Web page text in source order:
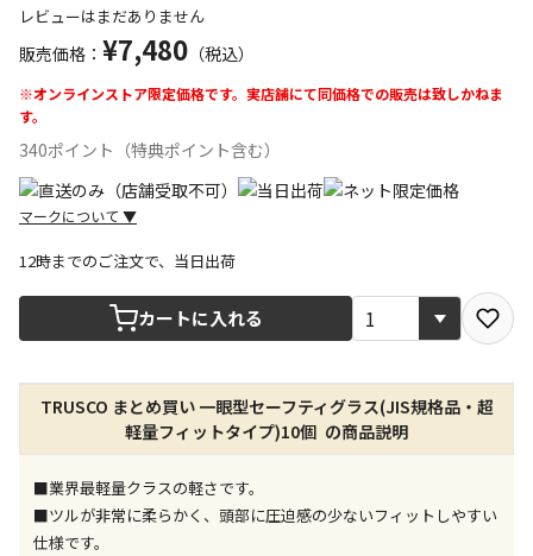
レビューはまだありません
販売価格： ¥7,480 （税込）
※オンラインストア限定価格です。実店舗にて同価格での販売は致しかねま
す。
340ポイント（特典ポイント含む）
マークについて ▼
宅配や店舗受取を選択できる商品です
店舗のみで受取できる商品です（宅配便でのお届けが
できません）
※同時購入の商品は、全て同じ店舗での受取となりま
す
特定の店舗のみで受取ができる商品です（宅配便での
お届けができません）
12時までのご注文で、当日出荷
カートに入れる
TRUSCO まとめ買い 一眼型セーフティグラス(JIS規格品・超
軽量フィットタイプ)10個 の商品説明
■業界最軽量クラスの軽さです。
■ツルが非常に柔らかく、頭部に圧迫感の少ないフィットしやすい
仕様です。